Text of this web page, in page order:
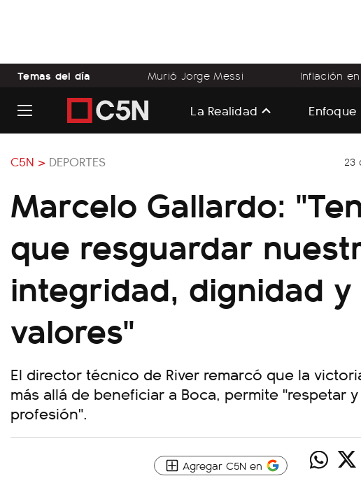
Temas del día Murió Jorge Messi Inflación
La Realidad Enfoque
C5N > DEPORTES 23
Marcelo Gallardo:
que resguardar
integridad, dignidad y
valores"
El director técnico de River remarcó que la
más allá de beneficiar a Boca, permite "respetar
profesión".
Agregar C5N en